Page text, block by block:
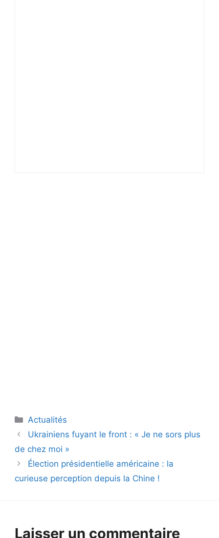
Catégories
Actualités
Ukrainiens fuyant le front : « Je ne sors plus
de chez moi »
Élection présidentielle américaine : la
curieuse perception depuis la Chine !
Laisser un commentaire